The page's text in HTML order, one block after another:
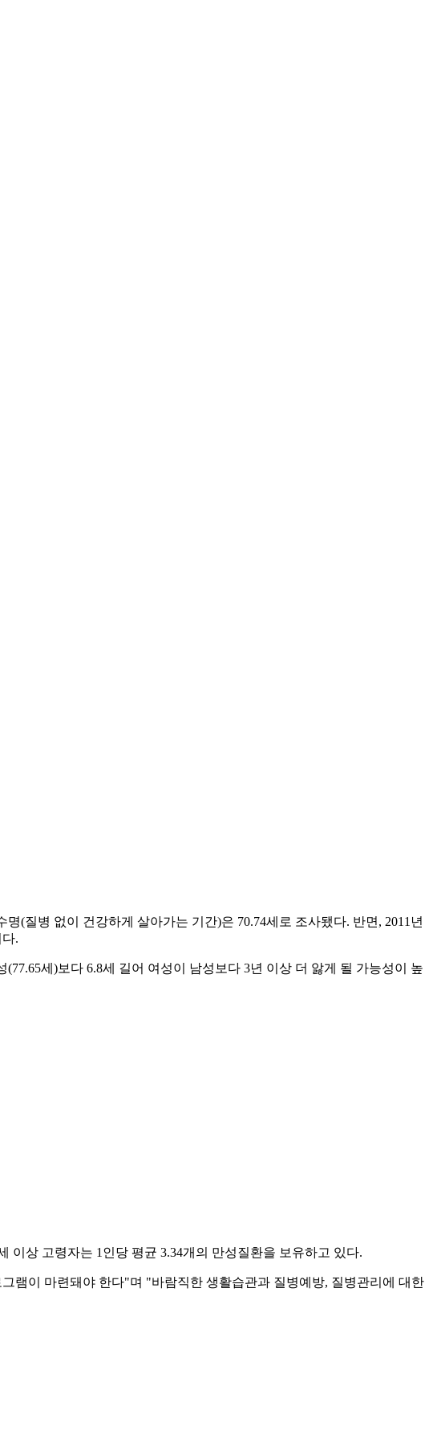
(질병 없이 건강하게 살아가는 기간)은 70.74세로 조사됐다. 반면, 2011년
.
세)보다 6.8세 길어 여성이 남성보다 3년 이상 더 앓게 될 가능성이 높
이상 고령자는 1인당 평균 3.34개의 만성질환을 보유하고 있다.
램이 마련돼야 한다"며 "바람직한 생활습관과 질병예방, 질병관리에 대한